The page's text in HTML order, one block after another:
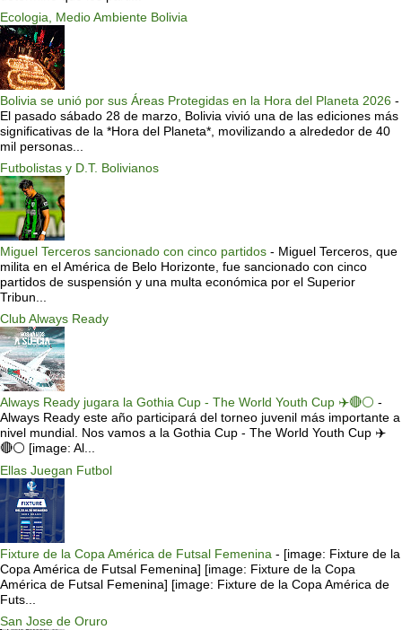
Ecologia, Medio Ambiente Bolivia
Bolivia se unió por sus Áreas Protegidas en la Hora del Planeta 2026 -
El pasado sábado 28 de marzo, Bolivia vivió una de las ediciones más
significativas de la *Hora del Planeta*, movilizando a alrededor de 40
mil personas...
Futbolistas y D.T. Bolivianos
Miguel Terceros sancionado con cinco partidos - Miguel Terceros, que
milita en el América de Belo Horizonte, fue sancionado con cinco
partidos de suspensión y una multa económica por el Superior
Tribun...
Club Always Ready
Always Ready jugara la Gothia Cup - The World Youth Cup ✈️🔴⚪️ -
Always Ready este año participará del torneo juvenil más importante a
nivel mundial. Nos vamos a la Gothia Cup - The World Youth Cup ✈️
🔴⚪️ [image: Al...
Ellas Juegan Futbol
Fixture de la Copa América de Futsal Femenina - [image: Fixture de la
Copa América de Futsal Femenina] [image: Fixture de la Copa
América de Futsal Femenina] [image: Fixture de la Copa América de
Futs...
San Jose de Oruro